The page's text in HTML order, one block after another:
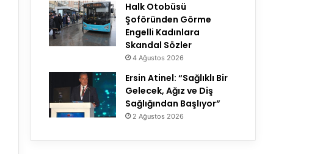
Halk Otobüsü
Şoföründen Görme
Engelli Kadınlara
Skandal Sözler
4 Ağustos 2026
Ersin Atinel: “Sağlıklı Bir
Gelecek, Ağız ve Diş
Sağlığından Başlıyor”
2 Ağustos 2026